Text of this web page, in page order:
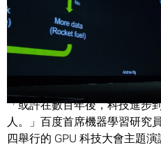
吳恩達（Andrew Ng）覺得機
是可能會取代我們的工作。
「或許在數百年後，科技進步
人。」百度首席機器學習研究
四舉行的 GPU 科技大會主題演